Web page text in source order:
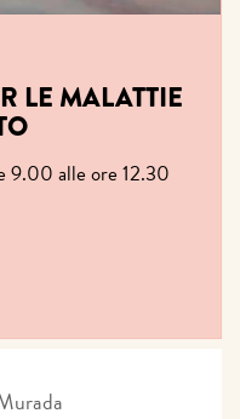
LE MALATTIE
9.00 alle ore 12.30